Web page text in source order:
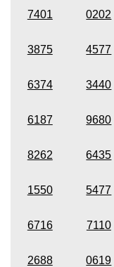
7401 0202
3875 4577
6374 3440
6187 9680
8262 6435
1550 5477
6716 7110
2688 0619